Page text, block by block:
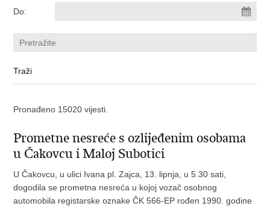
Do:
Pronađeno 15020 vijesti.
Prometne nesreće s ozlijeđenim osobama
u Čakovcu i Maloj Subotici
U Čakovcu, u ulici Ivana pl. Zajca, 13. lipnja, u 5.30 sati,
dogodila se prometna nesreća u kojoj vozač osobnog
automobila registarske oznake ČK 566-EP rođen 1990. godine